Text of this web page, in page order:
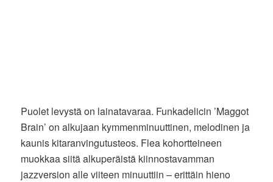
Puolet levystä on lainatavaraa. Funkadelicin ’Maggot
Brain’ on alkujaan kymmenminuuttinen, melodinen ja
kaunis kitaranvingutusteos. Flea kohortteineen
muokkaa siitä alkuperäistä kiinnostavamman
jazzversion alle viiteen minuuttiin – erittäin hieno